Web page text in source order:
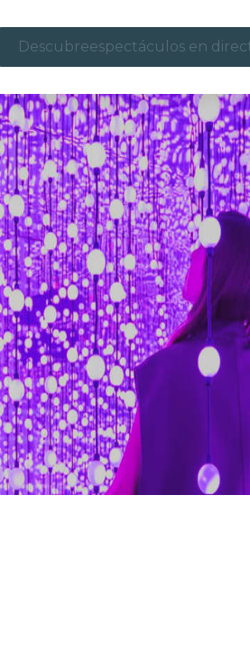
Descubreespectáculos en
candlelight
Londres
experiencias y
São Paulo
exposiciones
Seúl
recorridos por la
conciertos
restaurantes
cine